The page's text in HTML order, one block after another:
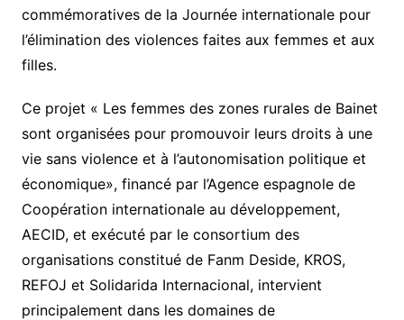
commémoratives de la Journée internationale pour
l’élimination des violences faites aux femmes et aux
filles.
Ce projet « Les femmes des zones rurales de Bainet
sont organisées pour promouvoir leurs droits à une
vie sans violence et à l’autonomisation politique et
économique», financé par l’Agence espagnole de
Coopération internationale au développement,
AECID, et exécuté par le consortium des
organisations constitué de Fanm Deside, KROS,
REFOJ et Solidarida Internacional, intervient
principalement dans les domaines de